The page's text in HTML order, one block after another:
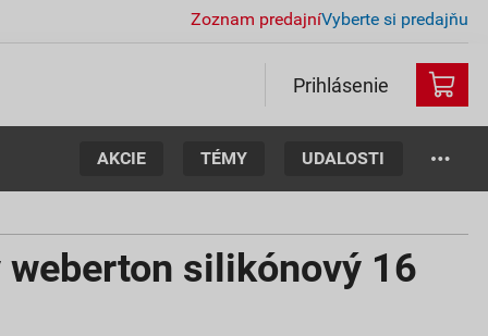
Zoznam predajníVyberte si predajňu
Prihlásenie
AKCIE TÉMY UDALOSTI
weberton silikónový 16